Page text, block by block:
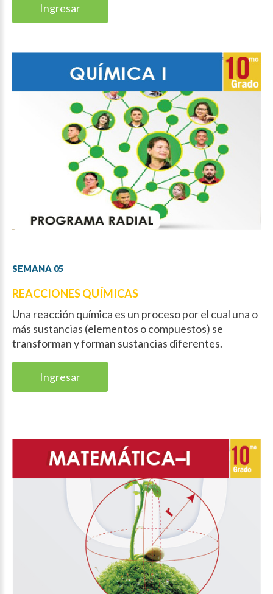
Ingresar
SEMANA 05
REACCIONES QUÍMICAS
Una reacción química es un proceso por el cual una o
más sustancias (elementos o compuestos) se
transforman y forman sustancias diferentes.
Ingresar